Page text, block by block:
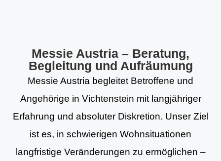
Messie Austria – Beratung,
Begleitung und Aufräumung
Messie Austria begleitet Betroffene und
Angehörige in Vichtenstein mit langjähriger
Erfahrung und absoluter Diskretion. Unser Ziel
ist es, in schwierigen Wohnsituationen
langfristige Veränderungen zu ermöglichen –